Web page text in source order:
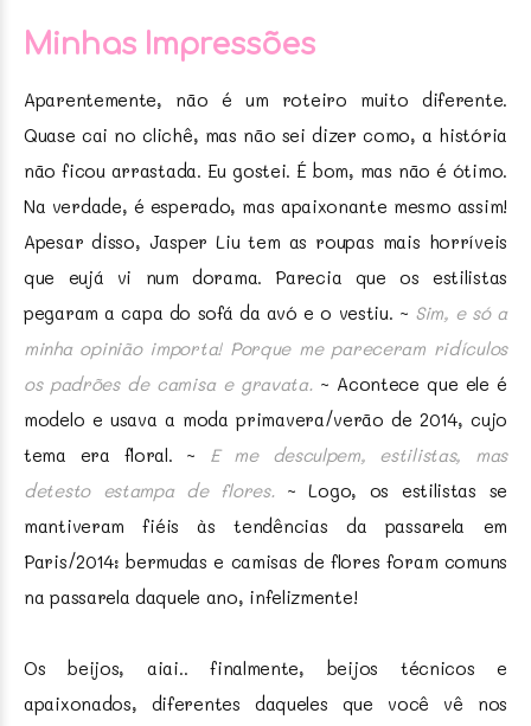
Minhas Impressões
Aparentemente, não é um roteiro muito diferente.
Quase cai no clichê, mas não sei dizer como, a história
não ficou arrastada. Eu gostei. É bom, mas não é ótimo.
Na verdade, é esperado, mas apaixonante mesmo assim!
Apesar disso, Jasper Liu tem as roupas mais horríveis
que eujá vi num dorama. Parecia que os estilistas
pegaram a capa do sofá da avó e o vestiu. ~ Sim, e só a
minha opinião importa! Porque me pareceram ridículos
os padrões de camisa e gravata.~ Acontece que ele é
modelo e usava a moda primavera/verão de 2014, cujo
tema era floral. ~ E me desculpem, estilistas, mas
detesto estampa de flores.~ Logo, os estilistas se
mantiveram fiéis às tendências da passarela em
Paris/2014: bermudas e camisas de flores foram comuns
na passarela daquele ano, infelizmente!
Os beijos, aiai.. finalmente, beijos técnicos e
apaixonados, diferentes daqueles que você vê nos